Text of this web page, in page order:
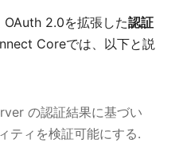
2.0を拡張した認証
Coreでは、以下と説
の認証結果に基づい
ティを検証可能にする.